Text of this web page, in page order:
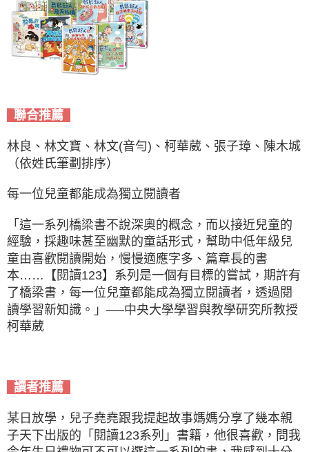
聯合推薦
林良、林文寶、林文(音勻)、柯華葳、張子璋、陳木城
（依姓氏筆劃排序）
每一位兒童都能成為獨立閱讀者
「這一系列橋梁書不說深奧的概念，而以接近兒童的
經驗，採趣味甚至幽默的童話形式，幫助中低年級兒
童由喜歡閱讀開始，慢慢適應字多、篇章長的書
本……【閱讀123】系列是一個有目標的嘗試，期許有
了橋梁書，每一位兒童都能成為獨立閱讀者，透過閱
讀學習新知識。」──中央大學學習與教學研究所教授
柯華葳
讀者推薦
某日放學，兒子堯堯跟我提起故事媽媽分享了幾本親
子天下出版的「閱讀123系列」書籍，他很喜歡，問我